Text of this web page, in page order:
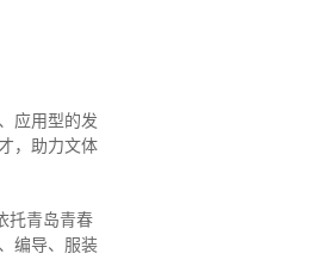
应用型的发
，助力文体
托青岛青春
编导、服装